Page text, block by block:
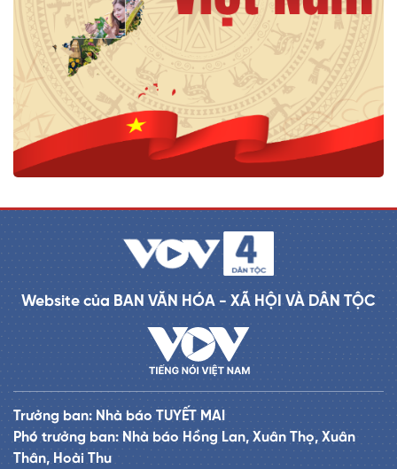
Website của BAN VĂN HÓA - XÃ HỘI VÀ DÂN TỘC
Trưởng ban: Nhà báo TUYẾT MAI
Phó trưởng ban: Nhà báo Hồng Lan, Xuân Thọ, Xuân
Thân, Hoài Thu